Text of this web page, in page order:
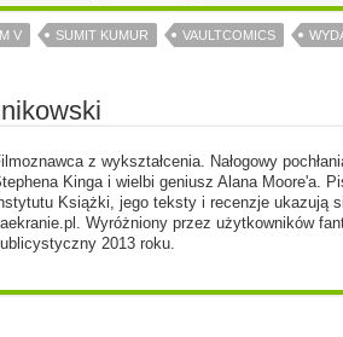
V SUMIT KUMUR VAULTCOMICS
z wykształcenia. Nałogowy
Kinga i wielbi geniusz Alana Moore'a.
Książki, jego teksty i recenzje ukazują
Wyróżniony przez użytkowników
2013 roku.